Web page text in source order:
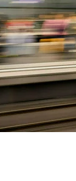
veranstaltungen
shop
fragen & hilfe
unterstützen
abo
genossenschaft